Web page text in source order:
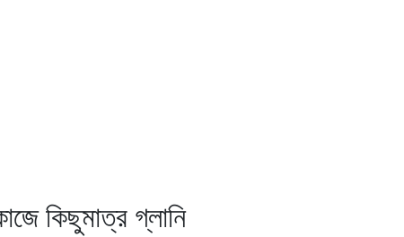
কিছুমাত্র গ্লানি